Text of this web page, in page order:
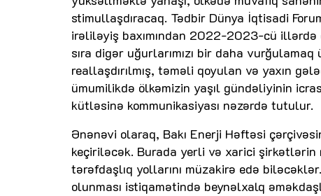
stimullaşdıracaq. Tədbir Dünya İqtisadi
irəliləyiş baxımından 2022-2023-cü illərdə
sıra digər uğurlarımızı bir daha
reallaşdırılmış, təməli qoyulan və yaxın
ümumilikdə ölkəmizin yaşıl gündəliyinin
kütləsinə kommunikasiyası nəzərdə tutulur.
Ənənəvi olaraq, Bakı Enerji Həftəsi
keçiriləcək. Burada yerli və xarici
tərəfdaşlıq yollarını müzakirə edə
olunması istiqamətində beynəlxalq